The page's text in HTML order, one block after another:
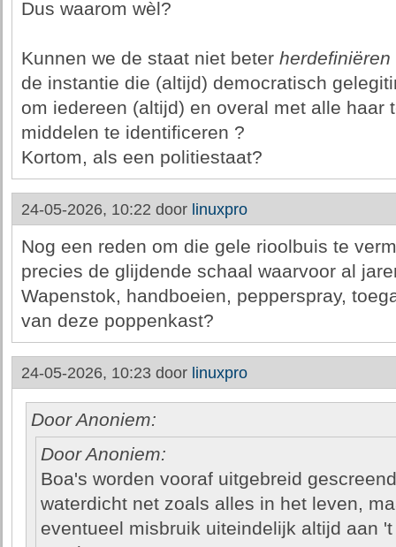
Dus waarom wèl?
Kunnen we de staat niet beter herdefiniëren
de instantie die (altijd) democratisch
om iedereen (altijd) en overal met alle haar
middelen te identificeren ?
Kortom, als een politiestaat?
24-05-2026, 10:22 door linuxpro
Nog een reden om die gele rioolbuis te
precies de glijdende schaal waarvoor al
Wapenstok, handboeien, pepperspray,
van deze poppenkast?
24-05-2026, 10:23 door linuxpro
Door Anoniem:
Door Anoniem:
Boa's worden vooraf uitgebreid
waterdicht net zoals alles in het leven,
eventueel misbruik uiteindelijk altijd aan